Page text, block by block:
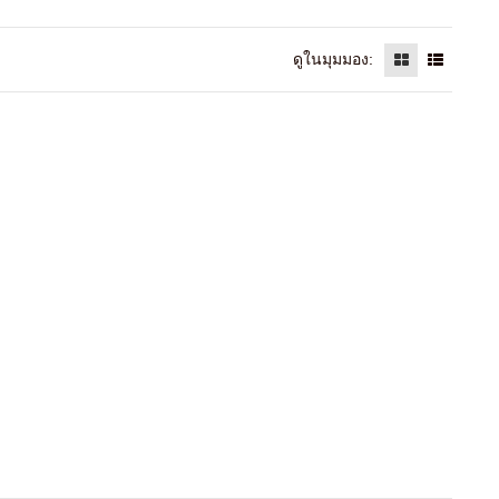
ดูในมุมมอง: